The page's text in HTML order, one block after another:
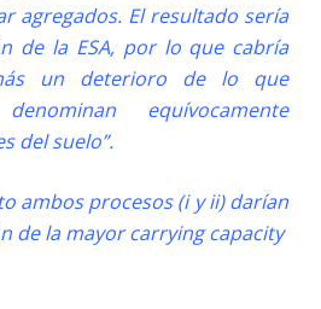
agregados. El resultado sería
de la ESA, por lo que cabría
un deterioro de lo que
equívocamente
del suelo”.
procesos (i y ii) darían
de la mayor carrying capacity